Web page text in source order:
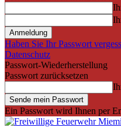
Haben Sie Ihr Passwort
Datenschutz
Passwort-Wiederherstellung
Passwort zurücksetzen
Ein Passwort wird Ihnen per